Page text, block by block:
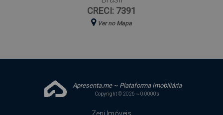
CRECI: 7391
Ver no Mapa
Apresenta.me ~ Plataforma Imobiliária
Copyright © 2026 ~ 0.0000s